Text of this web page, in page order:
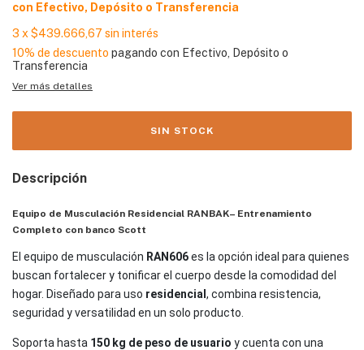
con Efectivo, Depósito o Transferencia
3 x $439.666,67 sin interés
10% de descuento pagando con Efectivo, Depósito o
Transferencia
Ver más detalles
Descripción
Equipo de Musculación Residencial RANBAK– Entrenamiento
Completo con banco Scott
El equipo de musculación RAN606es la opción ideal para quienes
buscan fortalecer y tonificar el cuerpo desde la comodidad del
hogar. Diseñado para uso residencial , combina resistencia,
seguridad y versatilidad en un solo producto.
Soporta hasta 150 kg de peso de usuario y cuenta con una